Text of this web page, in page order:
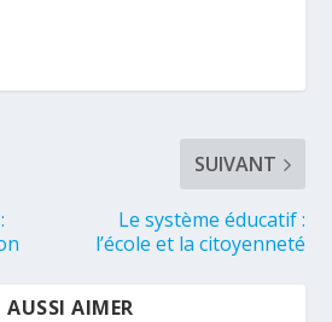
SUIVANT
Le système éducatif :
l’école et la citoyenneté
AUSSI AIMER